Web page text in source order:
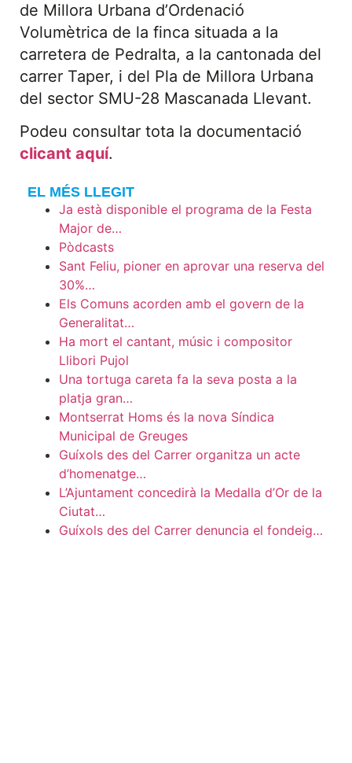
de Millora Urbana d’Ordenació
Volumètrica de la finca situada a la
carretera de Pedralta, a la cantonada del
carrer Taper, i del Pla de Millora Urbana
del sector SMU-28 Mascanada Llevant.
Podeu consultar tota la documentació
clicant aquí.
EL MÉS LLEGIT
Ja està disponible el programa de la Festa
Major de…
Pòdcasts
Sant Feliu, pioner en aprovar una reserva del
30%…
Els Comuns acorden amb el govern de la
Generalitat…
Ha mort el cantant, músic i compositor
Llibori Pujol
Una tortuga careta fa la seva posta a la
platja gran…
Montserrat Homs és la nova Síndica
Municipal de Greuges
Guíxols des del Carrer organitza un acte
d’homenatge…
L’Ajuntament concedirà la Medalla d’Or de la
Ciutat…
Guíxols des del Carrer denuncia el fondeig…